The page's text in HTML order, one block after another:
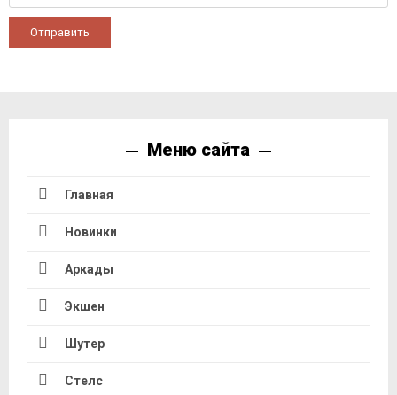
Отправить
Меню сайта
Главная
Новинки
Аркады
Экшен
Шутер
Стелс